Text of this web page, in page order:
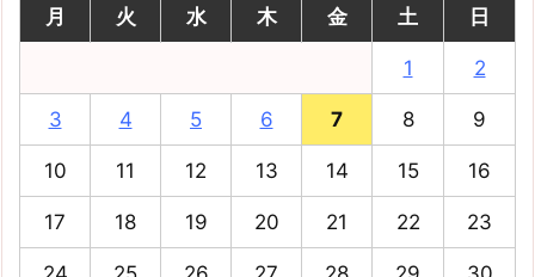
月 火 水 木 金 土 日
1 2
3 4 5 6 7 8 9
10 11 12 13 14 15 16
17 18 19 20 21 22 23